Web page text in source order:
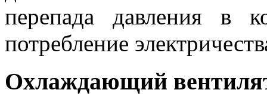
перепада давления в
потребление
Охлаждающий